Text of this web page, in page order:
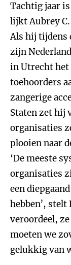
Tachtig jaar
lijkt Aubrey
Als hij tijdens
zijn
in Utrecht het
toehoorders
zangerige
Staten zet hij
organisaties
plooien naar
‘De meeste
organisaties
een
hebben’, stelt
veroordeel,
moeten we
gelukkig van